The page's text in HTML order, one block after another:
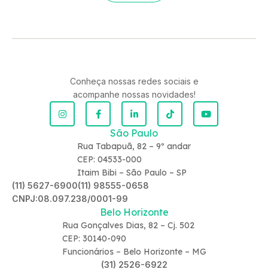
Conheça nossas redes sociais e
acompanhe nossas novidades!
São Paulo
Rua Tabapuã, 82 – 9º andar
CEP: 04533-000
Itaim Bibi – São Paulo – SP
(11) 5627-6900(11) 98555-0658
CNPJ:08.097.238/0001-99
Belo Horizonte
Rua Gonçalves Dias, 82 – Cj. 502
CEP: 30140-090
Funcionários – Belo Horizonte – MG
(31) 2526-6922